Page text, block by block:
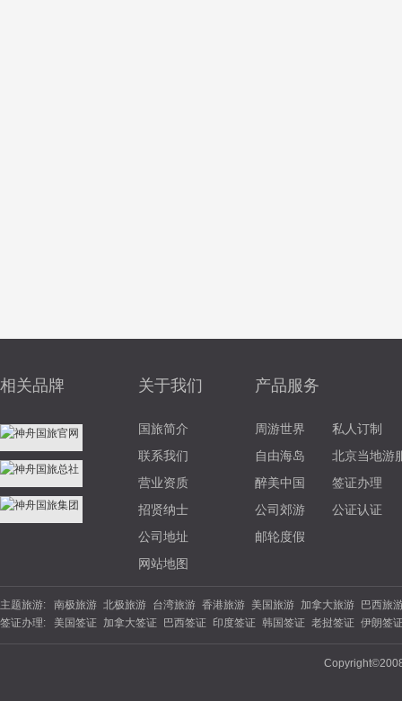
相关品牌 关于我们
国旅简介
联系我们
营业资质
招贤纳士
公司地址
网站地图
产品服务
周游世界
私人订制
自由海岛
北京当地游
醉美中国
签证办理
公司郊游
公证认证
邮轮度假
主题旅游: 南极旅游 北极旅游 台湾旅游 香港旅游 美国旅游 加拿大旅游
巴西旅
游 北欧旅游 东欧旅游 俄罗斯旅游 土耳其旅游 英国旅游 法国旅游
德
夏威夷旅游 云南旅游 海南旅游 苏杭旅游 福建旅游 广西旅游 陕西旅
签证办理: 美国签证 加拿大签证 巴西签证 印度签证 韩国签证 老挝签证 伊朗签
签证 坦桑尼亚 南非签证 埃塞俄比亚 西班牙签证 丹麦签证 波兰签证